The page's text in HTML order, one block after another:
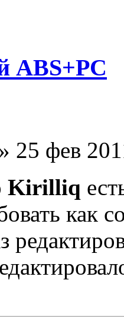
ABS+PC
25 фев
Kirilliq
как